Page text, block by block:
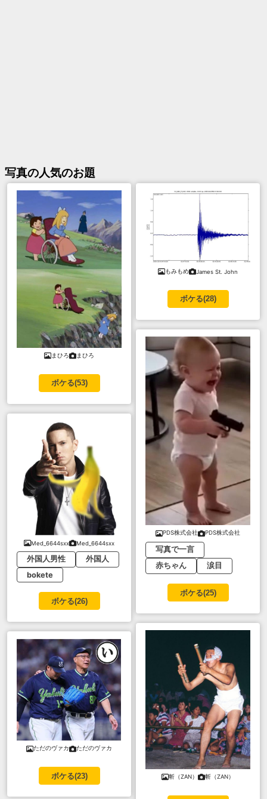
写真の人気のお題
まひろ まひろ
ボケる(53)
Med_6644sxx Med_6644sxx
外国人男性
外国人
bokete
ボケる(26)
ただのヴァカ ただのヴァカ
ボケる(23)
もみもめ James St. John
ボケる(28)
PDS株式会社 PDS株式会社
写真で一言
赤ちゃん
涙目
ボケる(25)
斬（ZAN） 斬（ZAN）